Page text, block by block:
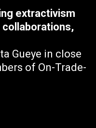
extractivism
collaborations,
Gueye in close
of On-Trade-